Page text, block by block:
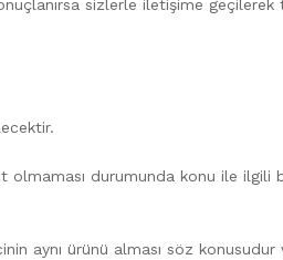
sizlerle iletişime
olmaması durumunda konu ile
aynı ürünü alması söz